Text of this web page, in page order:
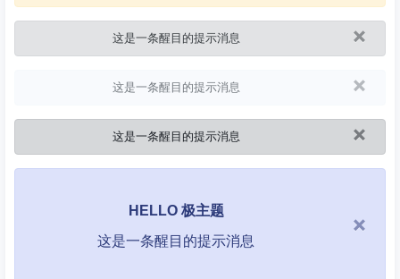
这是一条醒目的提示消息 ×
这是一条醒目的提示消息 ×
这是一条醒目的提示消息 ×
HELLO 极主题
这是一条醒目的提示消息
×